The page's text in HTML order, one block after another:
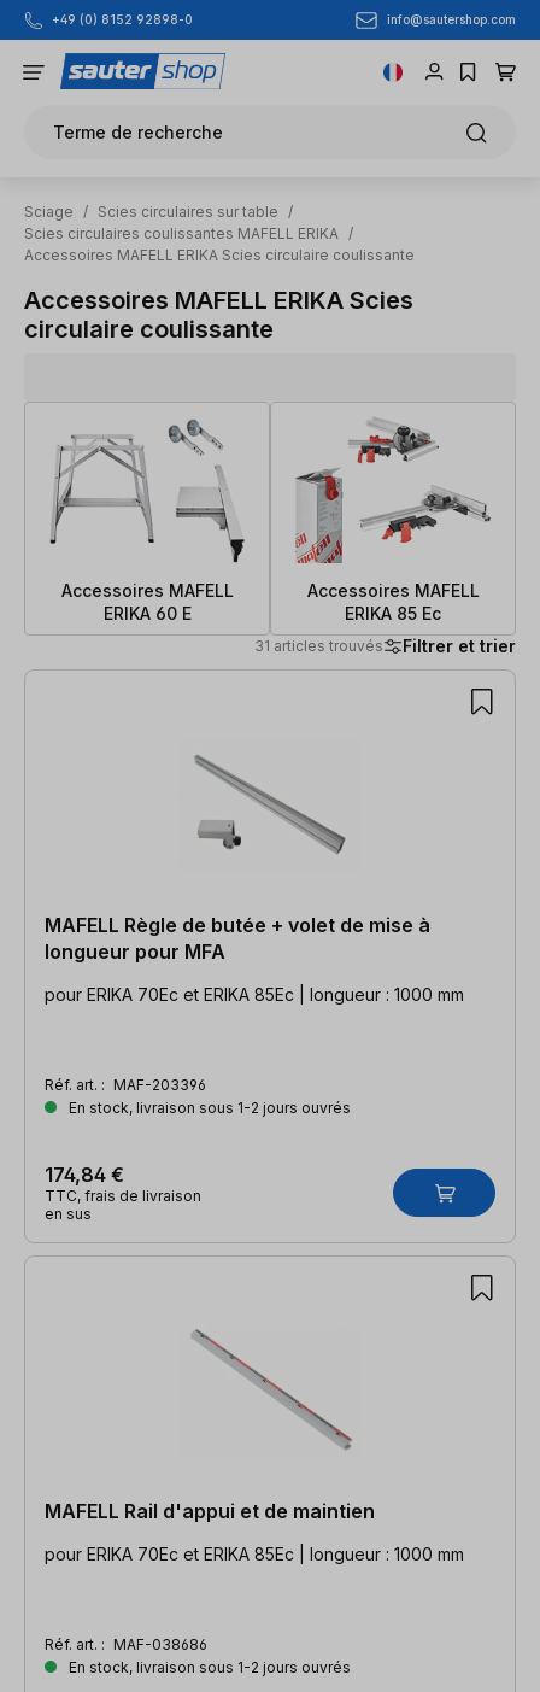
Passer au contenu principal
+49 (0) 8152 92898-0 info@sautershop.com
Terme de recherche
Sciage / Scies circulaires sur table
/
Scies circulaires coulissantes MAFELL ERIKA
/
Accessoires MAFELL ERIKA Scies circulaire coulissante
Accessoires MAFELL ERIKA Scies
circulaire coulissante
Accessoires MAFELL
ERIKA 60 E
Accessoires MAFELL
ERIKA 85 Ec
31 articles trouvés Filtrer et trier
31 articles trouvés
MAFELL Règle de butée + volet de mise à
longueur pour MFA
pour ERIKA 70Ec et ERIKA 85Ec | longueur : 1000 mm
Réf. art. : MAF-203396
En stock, livraison sous 1-2 jours ouvrés
174,84 €
TTC, frais de livraison
en sus
MAFELL Rail d'appui et de maintien
pour ERIKA 70Ec et ERIKA 85Ec | longueur : 1000 mm
Réf. art. : MAF-038686
En stock, livraison sous 1-2 jours ouvrés